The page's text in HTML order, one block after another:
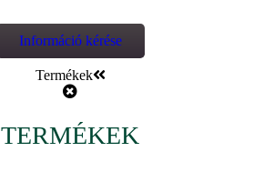
Információ kérése
Termékek
TERMÉKEK